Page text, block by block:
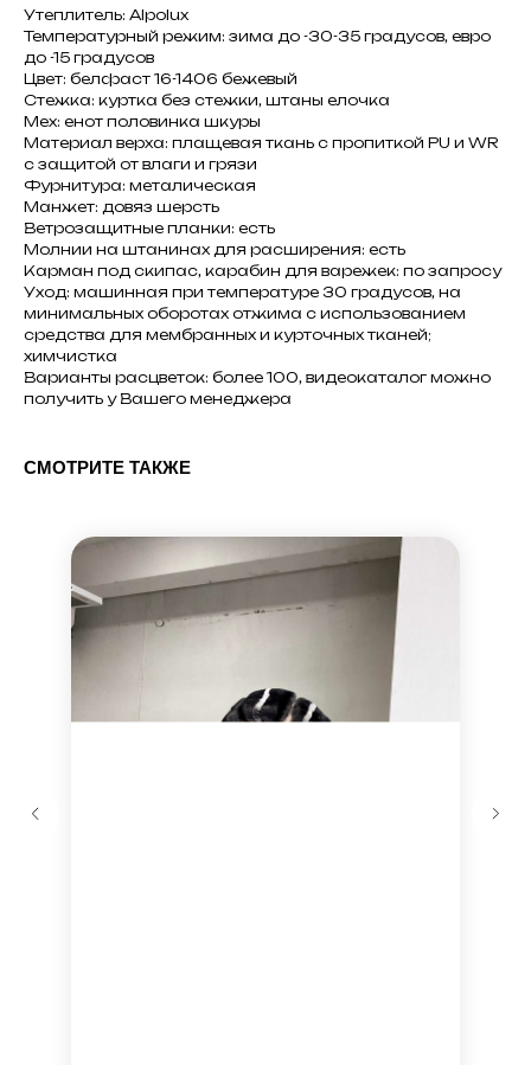
Утеплитель: Alpolux
Температурный режим: зима до -30-35 градусов, евро
до -15 градусов
Цвет: белфаст 16-1406 бежевый
Стежка: куртка без стежки, штаны елочка
Мех: енот половинка шкуры
Материал верха: плащевая ткань с пропиткой PU и WR
с защитой от влаги и грязи
Фурнитура: металическая
Манжет: довяз шерсть
Ветрозащитные планки: есть
Молнии на штанинах для расширения: есть
Карман под скипас, карабин для варежек: по запросу
Уход: машинная при температуре 30 градусов, на
минимальных оборотах отжима с использованием
средства для мембранных и курточных тканей;
химчистка
Варианты расцветок: более 100, видеокаталог можно
получить у Вашего менеджера
СМОТРИТЕ ТАКЖЕ